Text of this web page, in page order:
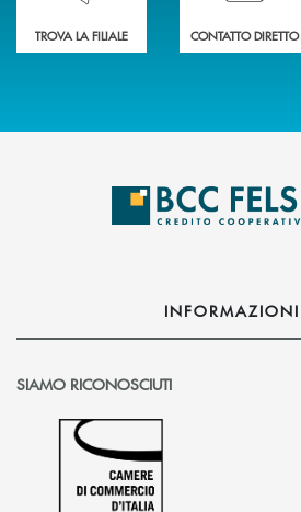
TROVA LA FILIALE CONTATTO DIRETTO
INFORMAZIONI
SIAMO RICONOSCIUTI